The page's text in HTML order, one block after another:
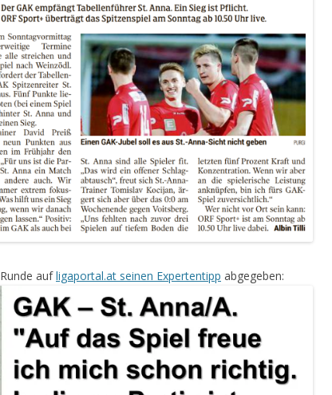
aufligaportal.at seinen Expertentipp abgegeben: